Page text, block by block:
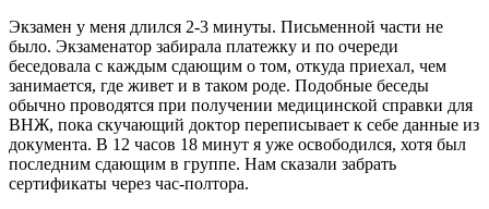
Экзамен у меня длился 2-3 минуты. Письменной части не
было. Экзаменатор забирала платежку и по очереди
беседовала с каждым сдающим о том, откуда приехал, чем
занимается, где живет и в таком роде. Подобные беседы
обычно проводятся при получении медицинской справки для
ВНЖ, пока скучающий доктор переписывает к себе данные из
документа. В 12 часов 18 минут я уже освободился, хотя был
последним сдающим в группе. Нам сказали забрать
сертификаты через час-полтора.